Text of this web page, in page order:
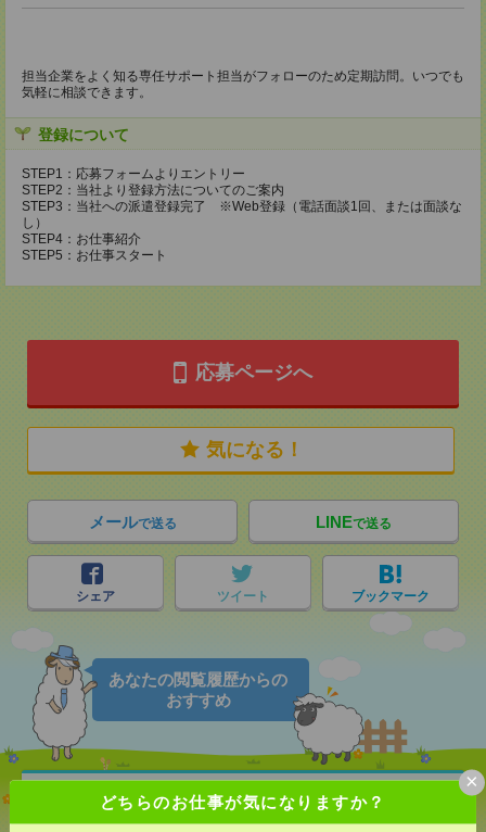
どちらのお仕事が気になりますか？
×
担当企業をよく知る専任サポート担当がフォローのため定期訪問。いつでも
気軽に相談できます。
登録について
STEP1：応募フォームよりエントリー
STEP2：当社より登録方法についてのご案内
STEP3：当社への派遣登録完了 ※Web登録（電話面談1回、または面談な
し）
STEP4：お仕事紹介
STEP5：お仕事スタート
応募ページへ
気になる！
メールで送る LINEで送る
シェア ツイート ブックマーク
あなたの閲覧履歴からの
おすすめ
【オープニング募集】おばあちゃんのお散歩付き添
いも仕事の1つ[派遣]